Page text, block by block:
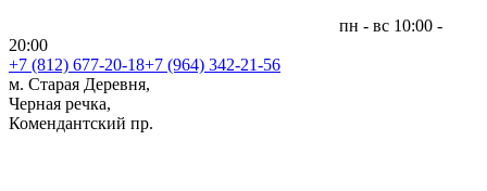
пн - вс 10:00 -
20:00
+7 (812) 677-20-18+7 (964) 342-21-56
м. Старая Деревня,
Черная речка,
Комендантский пр.